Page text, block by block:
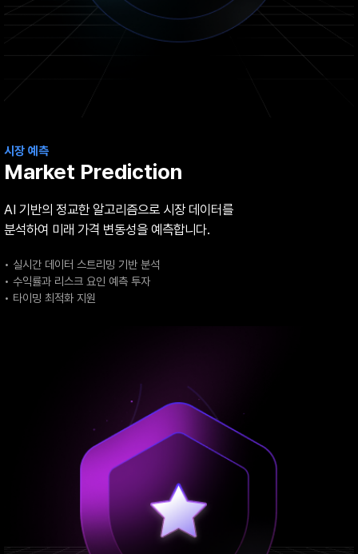
시장 예측
Market Prediction
AI 기반의 정교한 알고리즘으로 시장 데이터를
분석하여 미래 가격 변동성을 예측합니다.
• 실시간 데이터 스트리밍 기반 분석
• 수익률과 리스크 요인 예측 투자
• 타이밍 최적화 지원